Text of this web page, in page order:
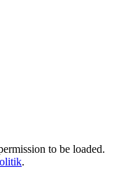
to be loaded.
.